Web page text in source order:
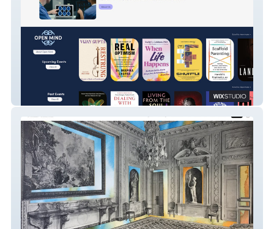
Friends of the Semel